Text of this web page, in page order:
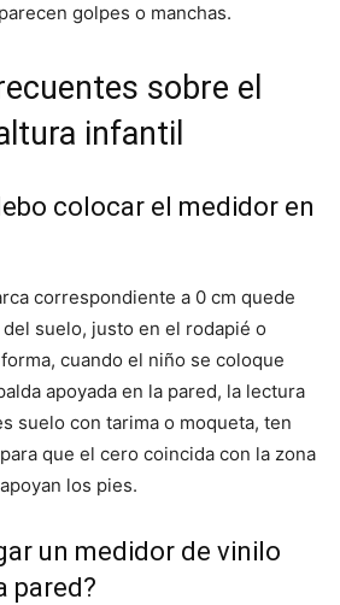
golpes o manchas.
sobre el
infantil
colocar el medidor en
correspondiente a 0 cm quede
suelo, justo en el rodapié o
cuando el niño se coloque
apoyada en la pared, la lectura
suelo con tarima o moqueta, ten
que el cero coincida con la zona
los pies.
un medidor de vinilo
pared?